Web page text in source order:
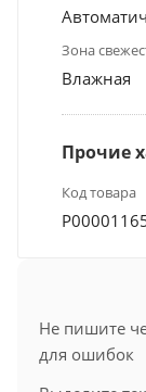
Зона
Влажная
Прочие
Код товара
Не пишите
для ошибок